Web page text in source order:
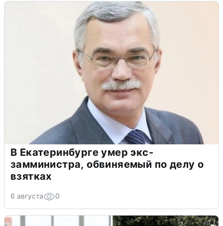
В Екатеринбурге умер экс-
замминистра, обвиняемый по делу о
взятках
6 августа 0